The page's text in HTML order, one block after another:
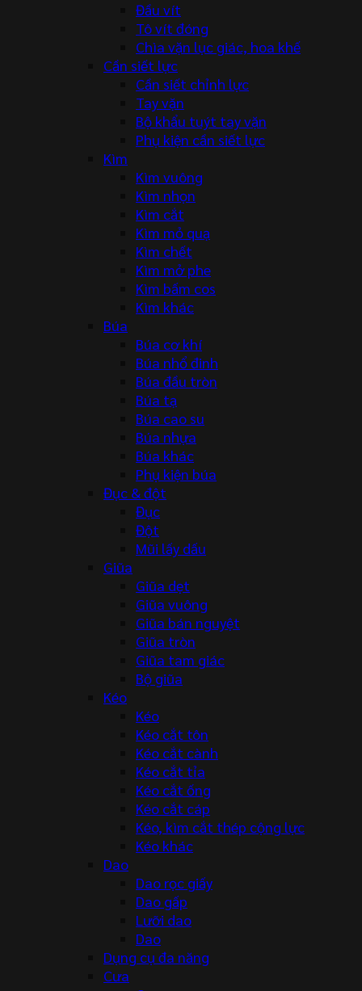
Đầu vít
Tô vít đóng
Chìa vặn lục giác, hoa khế
Cần siết lực
Cần siết chỉnh lực
Tay vặn
Bộ khẩu tuýt tay vặn
Phụ kiện cần siết lực
Kìm
Kìm vuông
Kìm nhọn
Kìm cắt
Kìm mỏ quạ
Kìm chết
Kìm mở phe
Kìm bấm cos
Kìm khác
Búa
Búa cơ khí
Búa nhổ đinh
Búa đầu tròn
Búa tạ
Búa cao su
Búa nhựa
Búa khác
Phụ kiện búa
Đục & đột
Đục
Đột
Mũi lấy dấu
Giũa
Giũa dẹt
Giũa vuông
Giũa bán nguyệt
Giũa tròn
Giũa tam giác
Bộ giũa
Kéo
Kéo
Kéo cắt tôn
Kéo cắt cành
Kéo cắt tỉa
Kéo cắt ống
Kéo cắt cáp
Kéo, kìm cắt thép cộng lực
Kéo khác
Dao
Dao rọc giấy
Dao gấp
Lưỡi dao
Dao
Dụng cụ đa năng
Cưa